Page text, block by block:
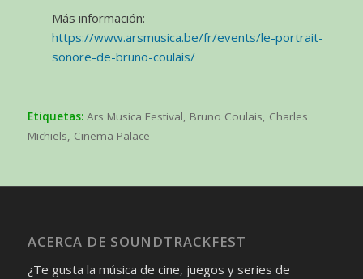
Más información:
https://www.arsmusica.be/fr/events/le-portrait-
sonore-de-bruno-coulais/
Etiquetas: Ars Musica Festival, Bruno Coulais, Charles
Michiels, Cinema Palace
ACERCA DE SOUNDTRACKFEST
¿Te gusta la música de cine, juegos y series de